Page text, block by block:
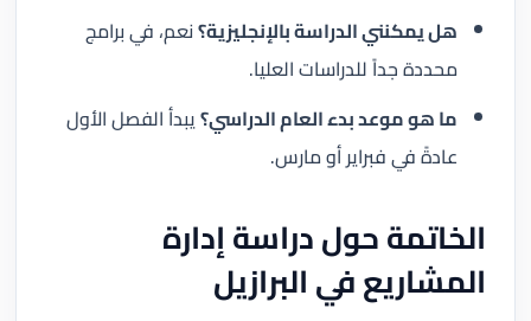
هل يمكنني الدراسة بالإنجليزية؟نعم، في برامج
محددة جداً للدراسات العليا.
ما هو موعد بدء العام الدراسي؟يبدأ الفصل الأول
عادةً في فبراير أو مارس.
الخاتمة حول دراسة إدارة
المشاريع في البرازيل